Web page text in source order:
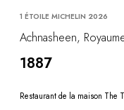
1 ÉTOILE MICHELIN 2026
Achnasheen,
1887
Restaurant de la maison The